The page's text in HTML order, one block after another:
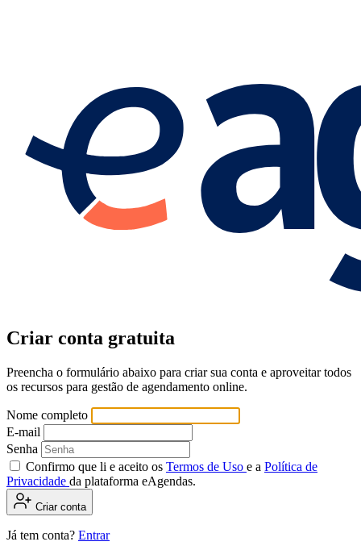
Criar conta gratuita
Preencha o formulário abaixo para criar sua conta e aproveitar todos
os recursos para gestão de agendamento online.
Nome completo
E-mail
Senha
Confirmo que li e aceito os Termos de Uso e a Política de
Privacidade da plataforma eAgendas.
Criar conta
Já tem conta? Entrar